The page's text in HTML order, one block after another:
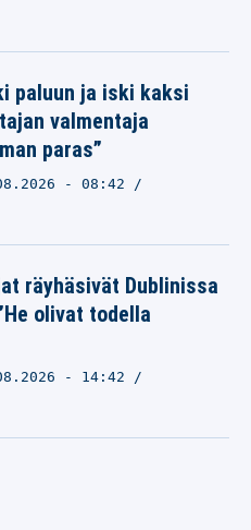
paluun ja iski kaksi
valmentaja
paras”
- 08:42
räyhäsivät Dublinissa
olivat todella
- 14:42